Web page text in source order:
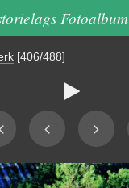
Fotoalbum
[406/488]
